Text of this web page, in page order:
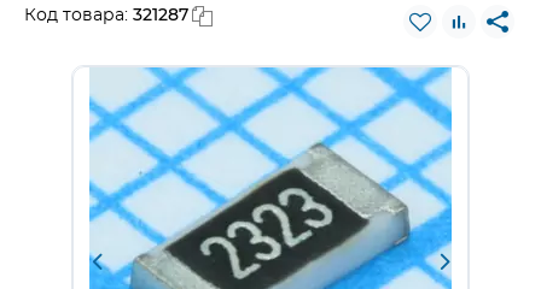
Код товара: 321287